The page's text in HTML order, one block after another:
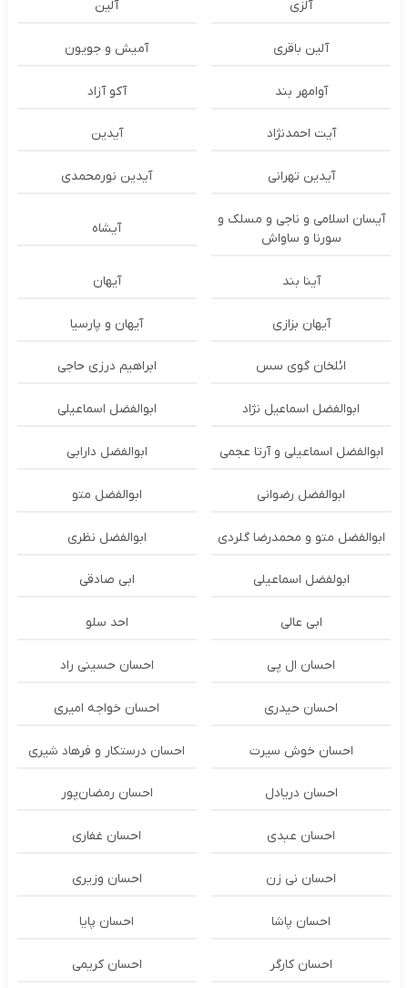
آلزی آلین
آلین باقری آمیش و جویون
آوامهر بند آکو آزاد
آیت احمدنژاد آیدین
آیدین تهرانی آیدین نورمحمدی
آیسان اسلامی و ناجی و مسلک و
سورنا و ساواش
آیشاه
آینا بند آیهان
آیهان بزازی آیهان و پارسیا
ائلخان گوی سس ابراهیم درزی حاجی
ابوالفضل اسماعیل نژاد ابوالفضل اسماعیلی
ابوالفضل اسماعیلی و آرتا عجمی ابوالفضل دارابی
ابوالفضل رضوانی ابوالفضل متو
ابوالفضل متو و محمدرضا گلردی ابوالفضل نظری
ابولفضل اسماعیلی ابی صادقی
ابی عالی احد سلو
احسان ال پی احسان حسینی راد
احسان حیدری احسان خواجه امیری
احسان خوش سیرت احسان درستكار و فرهاد شيرى
احسان دریادل احسان رمضان‌پور
احسان عبدی احسان غفاری
احسان نی زن احسان وزیری
احسان پاشا احسان پایا
احسان کارگر احسان کریمی